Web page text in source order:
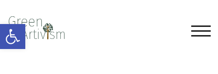
Open toolbar